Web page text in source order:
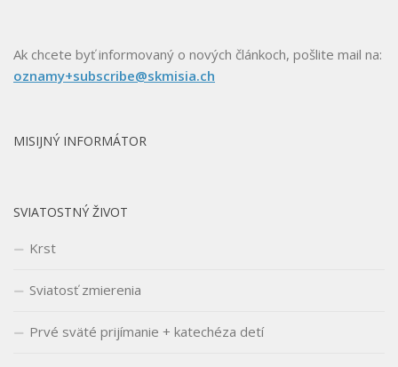
Ak chcete byť informovaný o nových článkoch, pošlite mail na:
oznamy+subscribe@skmisia.ch
MISIJNÝ INFORMÁTOR
SVIATOSTNÝ ŽIVOT
Krst
Sviatosť zmierenia
Prvé sväté prijímanie + katechéza detí